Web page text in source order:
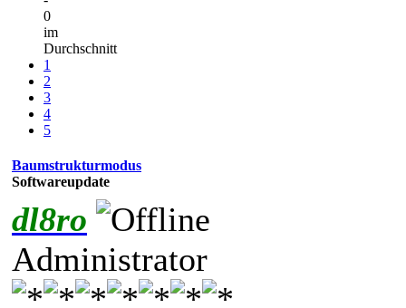
0
im
Durchschnitt
1
2
3
4
5
Baumstrukturmodus
Softwareupdate
dl8ro
Administrator